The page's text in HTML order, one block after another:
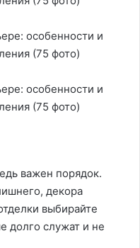
важен порядок.
декора
выбирайте
долго служат и не